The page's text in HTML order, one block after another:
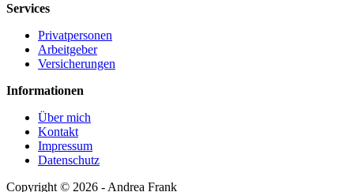
Services
Privatpersonen
Arbeitgeber
Versicherungen
Informationen
Über mich
Kontakt
Impressum
Datenschutz
Copyright © 2026 - Andrea Frank